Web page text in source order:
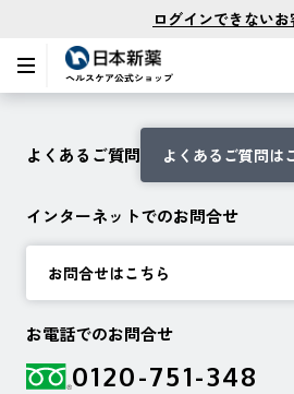
ログインできない
よくあるご質問 よくあるご質問は
インターネットでのお問合せ
お問合せはこちら
お電話でのお問合せ
0120-751-348